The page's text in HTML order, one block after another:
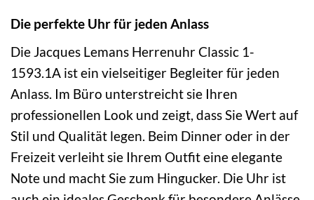
Die perfekte Uhr für jeden Anlass
Die Jacques Lemans Herrenuhr Classic 1-
1593.1A ist ein vielseitiger Begleiter für jeden
Anlass. Im Büro unterstreicht sie Ihren
professionellen Look und zeigt, dass Sie Wert auf
Stil und Qualität legen. Beim Dinner oder in der
Freizeit verleiht sie Ihrem Outfit eine elegante
Note und macht Sie zum Hingucker. Die Uhr ist